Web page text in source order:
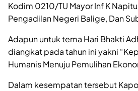
Kodim 0210/TU Mayor Inf K
Pengadilan Negeri Balige, Dan
Adapun untuk tema Hari Bhakti
diangkat pada tahun ini yakni
Humanis Menuju Pemulihan
Dalam kesempatan tersebut